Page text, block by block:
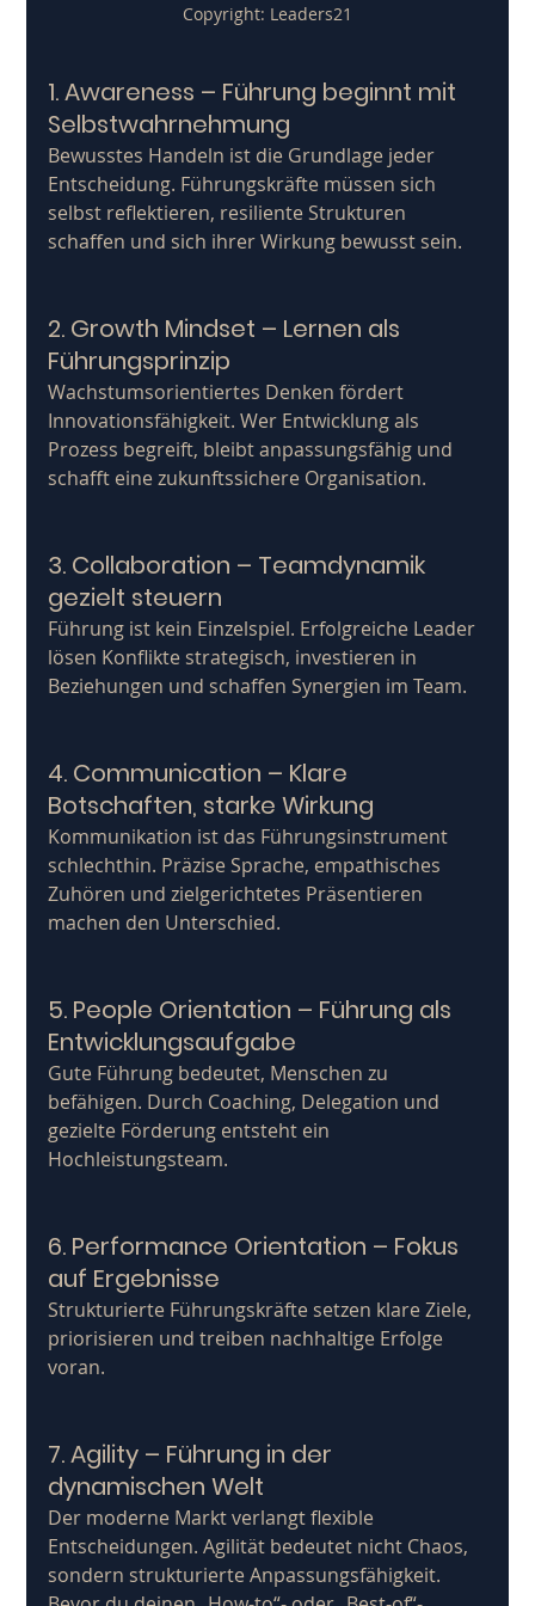
Copyright: Leaders21
1. Awareness – Führung beginnt mit
Selbstwahrnehmung
Bewusstes Handeln ist die Grundlage jeder
Entscheidung. Führungskräfte müssen sich
selbst reflektieren, resiliente Strukturen
schaffen und sich ihrer Wirkung bewusst sein.
2. Growth Mindset – Lernen als
Führungsprinzip
Wachstumsorientiertes Denken fördert
Innovationsfähigkeit. Wer Entwicklung als
Prozess begreift, bleibt anpassungsfähig und
schafft eine zukunftssichere Organisation.
3. Collaboration – Teamdynamik
gezielt steuern
Führung ist kein Einzelspiel. Erfolgreiche Leader
lösen Konflikte strategisch, investieren in
Beziehungen und schaffen Synergien im Team.
4. Communication – Klare
Botschaften, starke Wirkung
Kommunikation ist das Führungsinstrument
schlechthin. Präzise Sprache, empathisches
Zuhören und zielgerichtetes Präsentieren
machen den Unterschied.
5. People Orientation – Führung als
Entwicklungsaufgabe
Gute Führung bedeutet, Menschen zu
befähigen. Durch Coaching, Delegation und
gezielte Förderung entsteht ein
Hochleistungsteam.
6. Performance Orientation – Fokus
auf Ergebnisse
Strukturierte Führungskräfte setzen klare Ziele,
priorisieren und treiben nachhaltige Erfolge
voran.
7. Agility – Führung in der
dynamischen Welt
Der moderne Markt verlangt flexible
Entscheidungen. Agilität bedeutet nicht Chaos,
sondern strukturierte Anpassungsfähigkeit.